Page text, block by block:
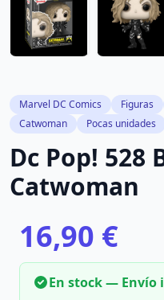
Marvel DC Comics Figuras
Catwoman
Pocas unidades
Dc Pop! 528
Catwoman
16,90 €
En stock — Envío